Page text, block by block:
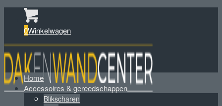
0Winkelwagen
Home
Accessoires & gereedschappen
Blikscharen